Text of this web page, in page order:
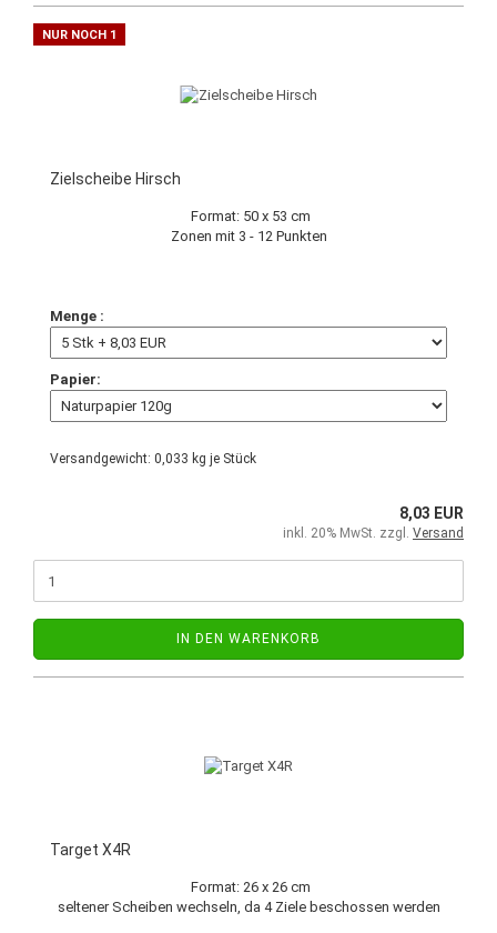
NUR NOCH 1
Zielscheibe Hirsch
Format: 50 x 53 cm
Zonen mit 3 - 12 Punkten
Menge :
Papier:
Versandgewicht: 0,033 kg je Stück
8,03 EUR
inkl. 20% MwSt. zzgl. Versand
IN DEN WARENKORB
Target X4R
Format: 26 x 26 cm
seltener Scheiben wechseln, da 4 Ziele beschossen werden